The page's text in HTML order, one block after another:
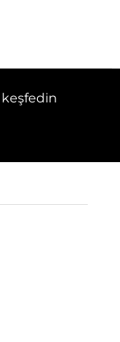
keşfedin